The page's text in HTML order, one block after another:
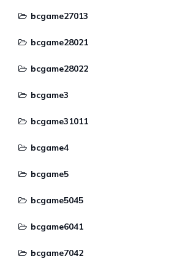
bcgame27013
bcgame28021
bcgame28022
bcgame3
bcgame31011
bcgame4
bcgame5
bcgame5045
bcgame6041
bcgame7042